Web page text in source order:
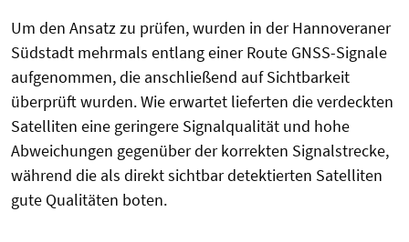
Um den Ansatz zu prüfen, wurden in der Hannoveraner
Südstadt mehrmals entlang einer Route GNSS-Signale
aufgenommen, die anschließend auf Sichtbarkeit
überprüft wurden. Wie erwartet lieferten die verdeckten
Satelliten eine geringere Signalqualität und hohe
Abweichungen gegenüber der korrekten Signalstrecke,
während die als direkt sichtbar detektierten Satelliten
gute Qualitäten boten.